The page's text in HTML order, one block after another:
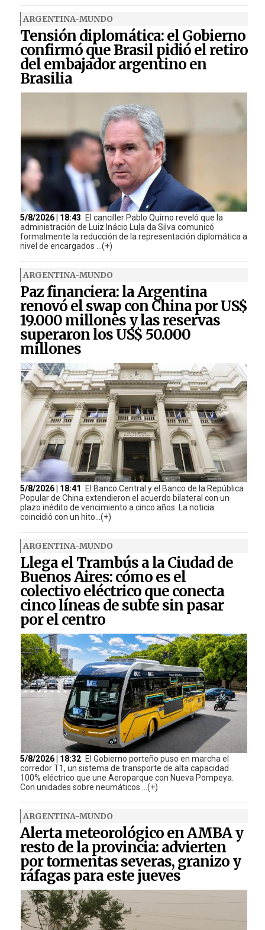
ARGENTINA-MUNDO
Tensión diplomática: el Gobierno
confirmó que Brasil pidió el retiro
del embajador argentino en
Brasilia
5/8/2026 | 18:43
El canciller Pablo Quirno reveló que la
administración de Luiz Inácio Lula da Silva comunicó
formalmente la reducción de la representación diplomática a
nivel de encargados ...(+)
ARGENTINA-MUNDO
Paz financiera: la Argentina
renovó el swap con China por US$
19.000 millones y las reservas
superaron los US$ 50.000
millones
5/8/2026 | 18:41
El Banco Central y el Banco de la República
Popular de China extendieron el acuerdo bilateral con un
plazo inédito de vencimiento a cinco años. La noticia
coincidió con un hito...(+)
ARGENTINA-MUNDO
Llega el Trambús a la Ciudad de
Buenos Aires: cómo es el
colectivo eléctrico que conecta
cinco líneas de subte sin pasar
por el centro
5/8/2026 | 18:32 El Gobierno porteño puso en marcha el
corredor T1, un sistema de transporte de alta capacidad
100% eléctrico que une Aeroparque con Nueva Pompeya.
Con unidades sobre neumáticos ...(+)
ARGENTINA-MUNDO
Alerta meteorológico en AMBA y
resto de la provincia: advierten
por tormentas severas, granizo y
ráfagas para este jueves